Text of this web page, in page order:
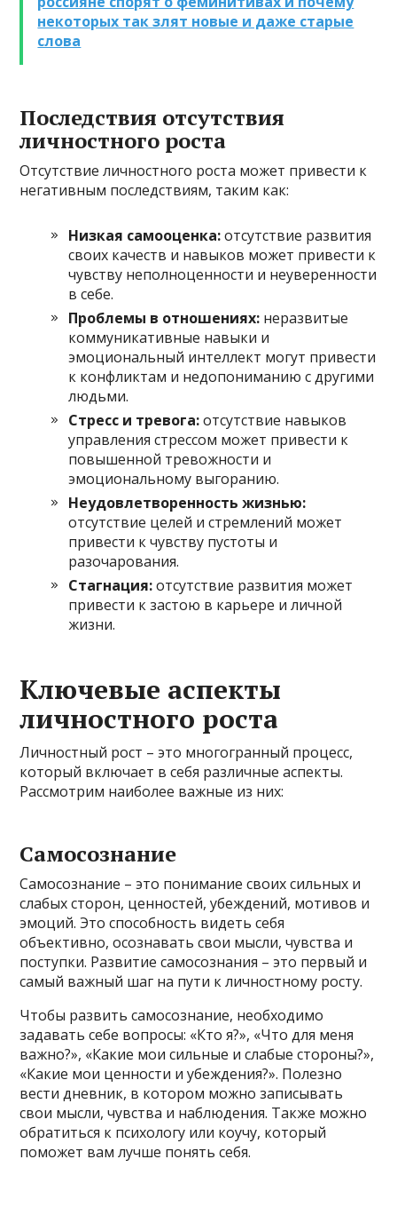
некоторых так злят новые и даже старые
слова
Последствия отсутствия
личностного роста
Отсутствие личностного роста может привести к
негативным последствиям, таким как:
Низкая самооценка:отсутствие развития
своих качеств и навыков может привести к
чувству неполноценности и неуверенности
в себе.
Проблемы в отношениях: неразвитые
коммуникативные навыки и
эмоциональный интеллект могут привести
к конфликтам и недопониманию с другими
людьми.
Стресс и тревога:отсутствие навыков
управления стрессом может привести к
повышенной тревожности и
эмоциональному выгоранию.
Неудовлетворенность жизнью:
отсутствие целей и стремлений может
привести к чувству пустоты и
разочарования.
Стагнация:отсутствие развития может
привести к застою в карьере и личной
жизни.
Ключевые аспекты
личностного роста
Личностный рост – это многогранный процесс,
который включает в себя различные аспекты.
Рассмотрим наиболее важные из них:
Самосознание
Самосознание – это понимание своих сильных и
слабых сторон, ценностей, убеждений, мотивов и
эмоций. Это способность видеть себя
объективно, осознавать свои мысли, чувства и
поступки. Развитие самосознания – это первый и
самый важный шаг на пути к личностному росту.
Чтобы развить самосознание, необходимо
задавать себе вопросы: «Кто я?», «Что для меня
важно?», «Какие мои сильные и слабые стороны?»,
«Какие мои ценности и убеждения?». Полезно
вести дневник, в котором можно записывать
свои мысли, чувства и наблюдения. Также можно
обратиться к психологу или коучу, который
поможет вам лучше понять себя.